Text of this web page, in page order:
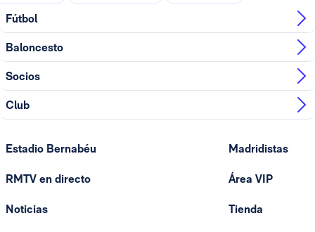
Fútbol
Baloncesto
Socios
Club
Estadio Bernabéu
RMTV en directo
Noticias
Madridistas
Área VIP
Tienda